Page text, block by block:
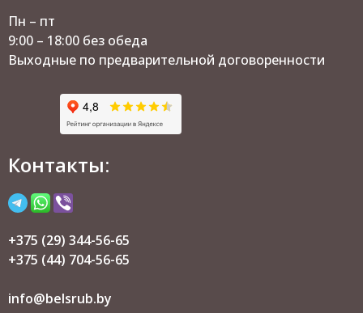
Пн – пт
9:00 – 18:00 без обеда
Выходные по предварительной договоренности
Контакты:
+375 (29) 344-56-65
+375 (44) 704-56-65
info@belsrub.by